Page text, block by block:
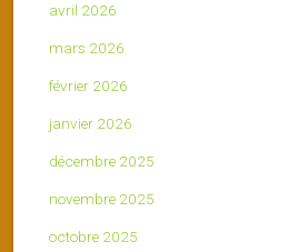
avril 2026
mars 2026
février 2026
janvier 2026
décembre 2025
novembre 2025
octobre 2025